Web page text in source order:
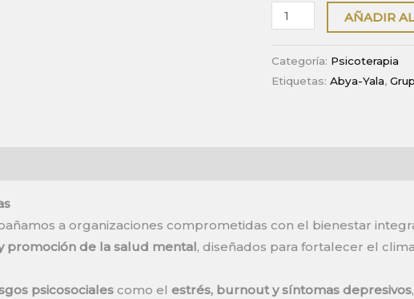
Servicios
psicológicos
para
empresas
AÑADIR
Categoría: Psicoterapia
Etiquetas: Abya-Yala,
a organizaciones comprometidas con el bienestar
promoción de la salud mental, diseñados para fortalecer el
psicosociales como el estrés, burnout y síntomas depresivos